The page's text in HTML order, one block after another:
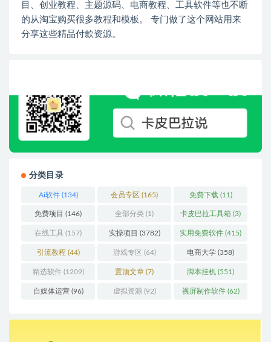
目、创业教程、主题源码、电商教程、工具软件等也不断
的从淘宝购买很多教程和模板。 专门做了这个网站用来
分享这些精品付款资源。
分类目录
Ai软件(134) 会员专区 (165) 免费下载 (11)
免费项目 (146) 全部分类 (1) 卡皮巴拉工具箱 (3)
在线工具 (157) 实操项目 (3782) 实用免费软件 (415)
引流教程 (44) 游戏专区 (64) 电商大学 (358)
精选软件(1209) 置顶文章 (7) 脚本挂机 (551)
自媒体运营(96) 虚拟资源 (92) 视屏制作软件(62)